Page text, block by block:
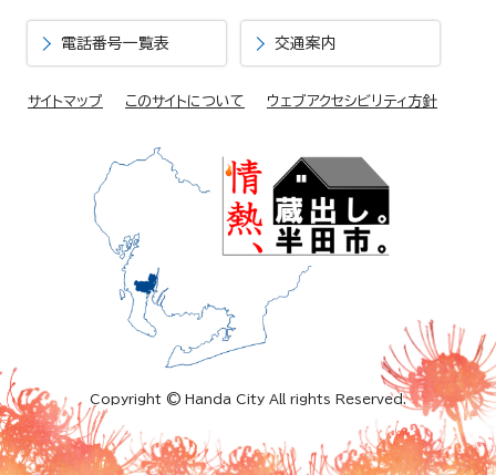
電話番号一覧表 交通案内
サイトマップ このサイトについて ウェブアクセシビリティ方針
Copyright © Handa City All rights Reserved.